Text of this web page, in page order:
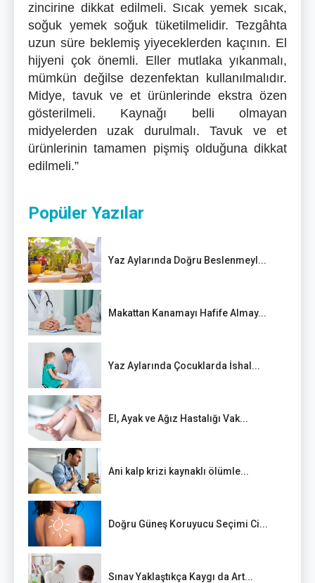
zincirine dikkat edilmeli. Sıcak yemek sıcak,
soğuk yemek soğuk tüketilmelidir. Tezgâhta
uzun süre beklemiş yiyeceklerden kaçının. El
hijyeni çok önemli. Eller mutlaka yıkanmalı,
mümkün değilse dezenfektan kullanılmalıdır.
Midye, tavuk ve et ürünlerinde ekstra özen
gösterilmeli. Kaynağı belli olmayan
midyelerden uzak durulmalı. Tavuk ve et
ürünlerinin tamamen pişmiş olduğuna dikkat
edilmeli.”
Popüler Yazılar
Yaz Aylarında Doğru Beslenmeyl...
Makattan Kanamayı Hafife Almay...
Yaz Aylarında Çocuklarda İshal...
El, Ayak ve Ağız Hastalığı Vak...
Ani kalp krizi kaynaklı ölümle...
Doğru Güneş Koruyucu Seçimi Ci...
Sınav Yaklaştıkça Kaygı da Art...